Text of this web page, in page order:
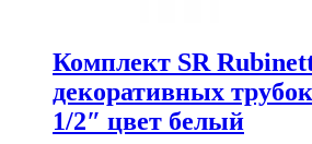
Комплект SR
декоративных
1/2″ цвет белый